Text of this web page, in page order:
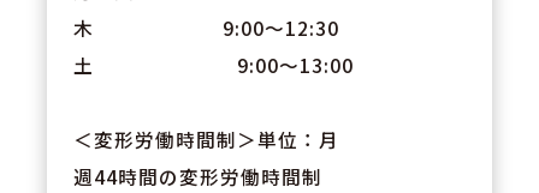
木 9:00～12:30
土 9:00〜13:00
＜変形労働時間制＞単位：月
週44時間の変形労働時間制